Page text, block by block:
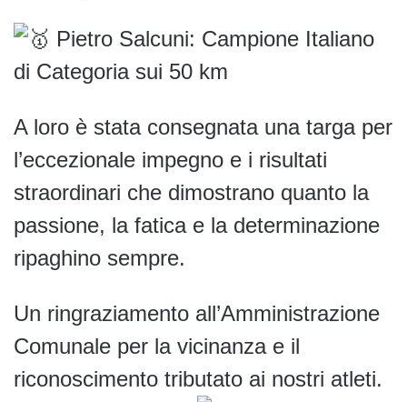
Pietro Salcuni: Campione Italiano
di Categoria sui 50 km
A loro è stata consegnata una targa per
l’eccezionale impegno e i risultati
straordinari che dimostrano quanto la
passione, la fatica e la determinazione
ripaghino sempre.
Un ringraziamento all’Amministrazione
Comunale per la vicinanza e il
riconoscimento tributato ai nostri atleti.